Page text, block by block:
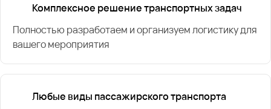
Комплексное решение транспортных задач
Полностью разработаем и организуем логистику для
вашего мероприятия
Любые виды пассажирского транспорта